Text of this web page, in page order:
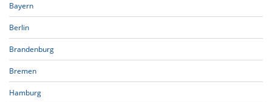
Bayern
Berlin
Brandenburg
Bremen
Hamburg